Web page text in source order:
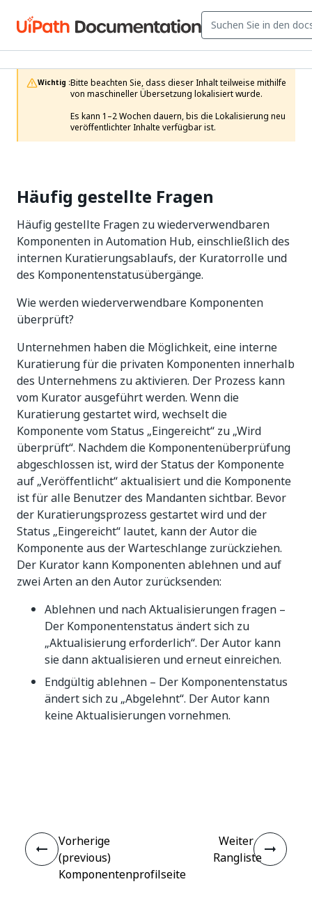
Wichtig :Bitte beachten Sie, dass dieser Inhalt teilweise mithilfe
von maschineller Übersetzung lokalisiert wurde.
Es kann 1–2 Wochen dauern, bis die Lokalisierung neu
veröffentlichter Inhalte verfügbar ist.
Häufig gestellte Fragen
Häufig gestellte Fragen zu wiederverwendbaren
Komponenten in Automation Hub, einschließlich des
internen Kuratierungsablaufs, der Kuratorrolle und
des Komponentenstatusübergänge.
Wie werden wiederverwendbare Komponenten
überprüft?
Unternehmen haben die Möglichkeit, eine interne
Kuratierung für die privaten Komponenten innerhalb
des Unternehmens zu aktivieren. Der Prozess kann
vom Kurator ausgeführt werden. Wenn die
Kuratierung gestartet wird, wechselt die
Komponente vom Status „Eingereicht“ zu „Wird
überprüft“. Nachdem die Komponentenüberprüfung
abgeschlossen ist, wird der Status der Komponente
auf „Veröffentlicht“ aktualisiert und die Komponente
ist für alle Benutzer des Mandanten sichtbar. Bevor
der Kuratierungsprozess gestartet wird und der
Status „Eingereicht“ lautet, kann der Autor die
Komponente aus der Warteschlange zurückziehen.
Der Kurator kann Komponenten ablehnen und auf
zwei Arten an den Autor zurücksenden:
Ablehnen und nach Aktualisierungen fragen –
Der Komponentenstatus ändert sich zu
„Aktualisierung erforderlich“. Der Autor kann
sie dann aktualisieren und erneut einreichen.
Endgültig ablehnen – Der Komponentenstatus
ändert sich zu „Abgelehnt“. Der Autor kann
keine Aktualisierungen vornehmen.
Vorherige
(previous)
Komponentenprofilseite
Weiter
Rangliste